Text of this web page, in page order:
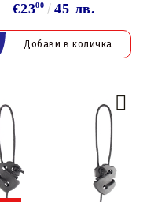
€2300 45 лв.